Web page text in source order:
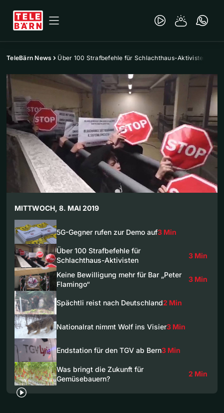
TeleBärn News Über 100 Strafbefehle für Schlachthaus-Aktivisten
MITTWOCH, 8. MAI 2019
5G-Gegner rufen zur Demo auf3 Min
Über 100 Strafbefehle für
Schlachthaus-Aktivisten
3 Min
Keine Bewilligung mehr für Bar „Peter
Flamingo“
3 Min
Spächtli reist nach Deutschland2 Min
Nationalrat nimmt Wolf ins Visier3 Min
Endstation für den TGV ab Bern3 Min
Was bringt die Zukunft für
Gemüsebauern?
2 Min